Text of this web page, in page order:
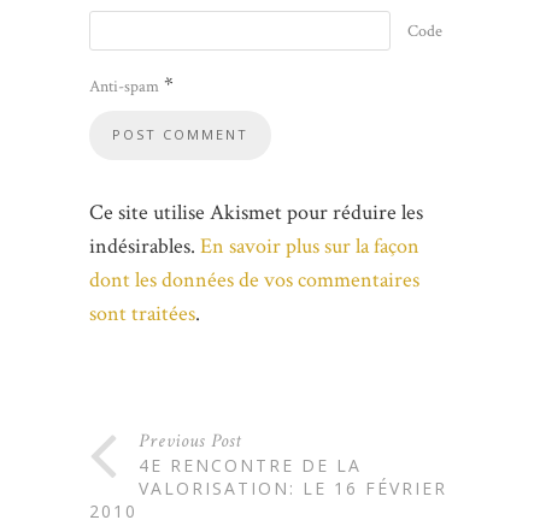
Code
Anti-spam *
Ce site utilise Akismet pour réduire les
indésirables. En savoir plus sur la façon
dont les données de vos commentaires
sont traitées.
Previous Post
4E RENCONTRE DE LA
VALORISATION: LE 16 FÉVRIER
2010